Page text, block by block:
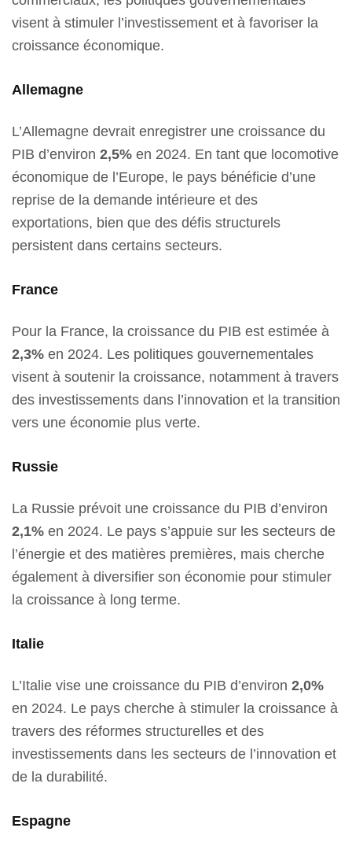
visent à stimuler l’investissement et à favoriser la
croissance économique.
Allemagne
L’Allemagne devrait enregistrer une croissance du
PIB d’environ 2,5% en 2024. En tant que locomotive
économique de l’Europe, le pays bénéficie d’une
reprise de la demande intérieure et des
exportations, bien que des défis structurels
persistent dans certains secteurs.
France
Pour la France, la croissance du PIB est estimée à
2,3% en 2024. Les politiques gouvernementales
visent à soutenir la croissance, notamment à travers
des investissements dans l’innovation et la transition
vers une économie plus verte.
Russie
La Russie prévoit une croissance du PIB d’environ
2,1% en 2024. Le pays s’appuie sur les secteurs de
l’énergie et des matières premières, mais cherche
également à diversifier son économie pour stimuler
la croissance à long terme.
Italie
L’Italie vise une croissance du PIB d’environ 2,0%
en 2024. Le pays cherche à stimuler la croissance à
travers des réformes structurelles et des
investissements dans les secteurs de l’innovation et
de la durabilité.
Espagne